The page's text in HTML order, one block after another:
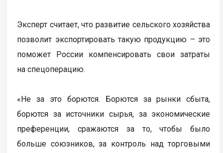
Эксперт считает, что развитие сельского хозяйства
позволит экспортировать такую продукцию – это
поможет России компенсировать свои затраты
на спецоперацию.
«Не за это борются. Борются за рынки сбыта,
борются за источники сырья, за экономические
преференции, сражаются за то, чтобы было
больше союзников, за контроль над торговыми